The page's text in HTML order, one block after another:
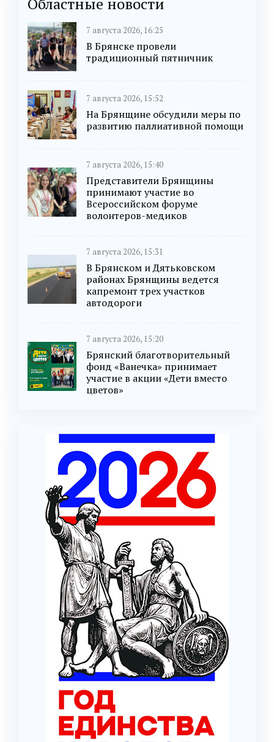
7 августа 2026, 16:25
В Брянске провели
традиционный пятничник
7 августа 2026, 15:52
На Брянщине обсудили меры по
развитию паллиативной помощи
7 августа 2026, 15:40
Представители Брянщины
принимают участие во
Всероссийском форуме
волонтеров-медиков
7 августа 2026, 15:31
В Брянском и Дятьковском
районах Брянщины ведется
капремонт трех участков
автодороги
7 августа 2026, 15:20
Брянский благотворительный
фонд «Ванечка» принимает
участие в акции «Дети вместо
цветов»